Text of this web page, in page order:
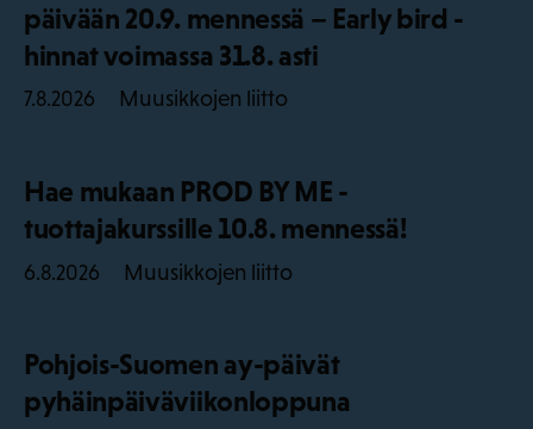
päivään 20.9. mennessä – Early bird -
hinnat voimassa 31.8. asti
7.8.2026 Muusikkojen liitto
Hae mukaan PROD BY ME -
tuottajakurssille 10.8. mennessä!
6.8.2026 Muusikkojen liitto
Pohjois-Suomen ay-päivät
pyhäinpäiväviikonloppuna